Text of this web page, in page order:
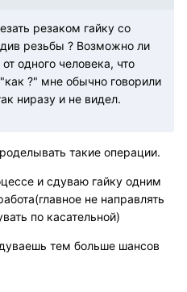
резаком гайку со
резьбы ? Возможно ли
одного человека, что
?" мне обычно говорили
ниразу и не видел.
такие операции.
и сдуваю гайку одним
не направлять
по касательной)
тем больше шансов